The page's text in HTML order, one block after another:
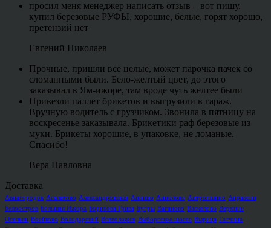
просил меня менеджер написать отзыв – вот пишу.
купил березовые РУФЫ, хорошие, белые, горят хорошо,
претензий нет
Евгений Николаев
Прочные, пришли все целые, может парочка пачек со
сломанными были. Бело-желтый цвет, до этого
заказывал в Ям-ижоре, там вроде чуть желтее были
Привезли паллет брикетов и выгрузили в гараж.
Вручную водитель с грузчиком. Звонила в пятницу на
воскресенье заказывала. Брикетики раф березовые из
муки. Брикеты хорошие, в упаковке, не ломаные.
Спасибо!
Вера Павловна
Доставка
Авиагородок Агалатово Александровская Аннино Аннолово Антропшино Апраксин
Белоостров Большая Ижора Борисова Грива Бугры Ваганово Васкелово Верхние
Осельки Воейково Володарский Всеволожск Выборгское шоссе Вырица Гатчина